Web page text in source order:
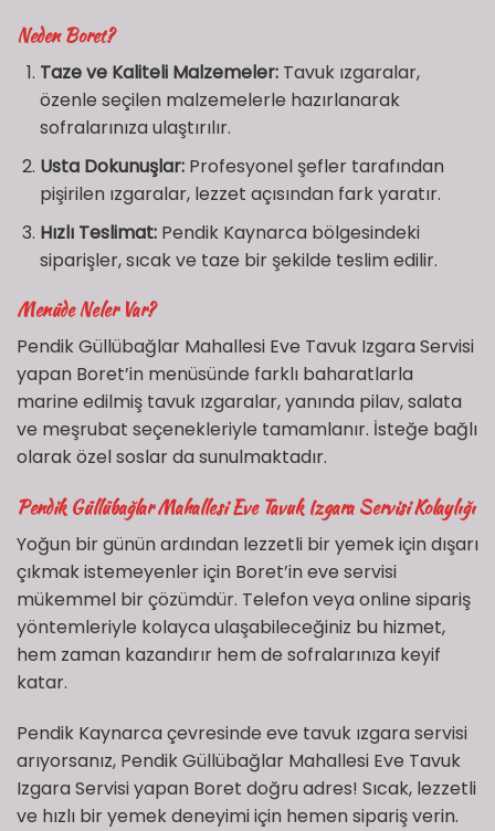
Neden Boret?
Taze ve Kaliteli Malzemeler:Tavuk ızgaralar,
özenle seçilen malzemelerle hazırlanarak
sofralarınıza ulaştırılır.
Usta Dokunuşlar:Profesyonel şefler tarafından
pişirilen ızgaralar, lezzet açısından fark yaratır.
Hızlı Teslimat:Pendik Kaynarca bölgesindeki
siparişler, sıcak ve taze bir şekilde teslim edilir.
Menüde Neler Var?
Pendik Güllübağlar Mahallesi Eve Tavuk Izgara Servisi
yapan Boret’in menüsünde farklı baharatlarla
marine edilmiş tavuk ızgaralar, yanında pilav, salata
ve meşrubat seçenekleriyle tamamlanır. İsteğe bağlı
olarak özel soslar da sunulmaktadır.
Pendik Güllübağlar Mahallesi Eve Tavuk Izgara Servisi Kolaylığı
Yoğun bir günün ardından lezzetli bir yemek için dışarı
çıkmak istemeyenler için Boret’in eve servisi
mükemmel bir çözümdür. Telefon veya online sipariş
yöntemleriyle kolayca ulaşabileceğiniz bu hizmet,
hem zaman kazandırır hem de sofralarınıza keyif
katar.
Pendik Kaynarca çevresinde eve tavuk ızgara servisi
arıyorsanız, Pendik Güllübağlar Mahallesi Eve Tavuk
Izgara Servisi yapan Boret doğru adres! Sıcak, lezzetli
ve hızlı bir yemek deneyimi için hemen sipariş verin.